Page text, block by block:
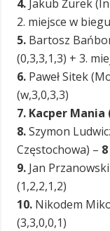
4. Jakub Żurek
2. miejsce w
5. Bartosz
(0,3,3,1,3) + 3.
6. Paweł Sitek
(w,3,0,3,3)
7. Kacper Mania
8.Szymon
Częstochowa) – 8
9. Jan
(1,2,2,1,2)
10. Nikodem
(3,3,0,0,1)